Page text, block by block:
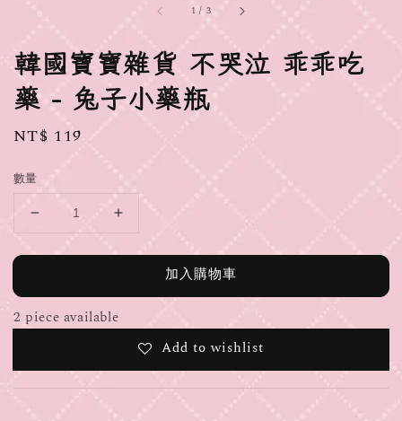
1 / 3
韓國寶寶雜貨 不哭泣 乖乖吃
藥 - 兔子小藥瓶
Regular
NT$ 119
數量
加入購物車
2 piece available
Add to wishlist